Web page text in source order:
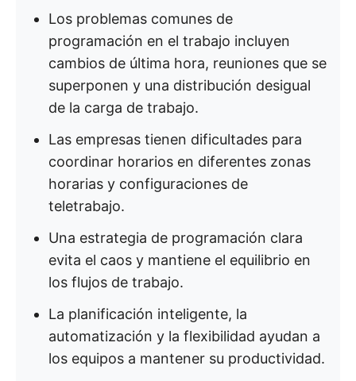
Los problemas comunes de
programación en el trabajo incluyen
cambios de última hora, reuniones que se
superponen y una distribución desigual
de la carga de trabajo.
Las empresas tienen dificultades para
coordinar horarios en diferentes zonas
horarias y configuraciones de
teletrabajo.
Una estrategia de programación clara
evita el caos y mantiene el equilibrio en
los flujos de trabajo.
La planificación inteligente, la
automatización y la flexibilidad ayudan a
los equipos a mantener su productividad.